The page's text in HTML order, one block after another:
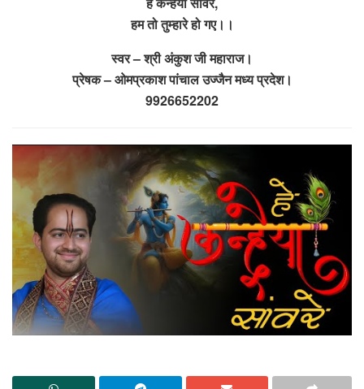
हम तो तुम्हारे हो गए।।
स्वर – श्री अंकुश जी महाराज।
प्रेषक – ओमप्रकाश पांचाल उज्जैन मध्य प्रदेश।
9926652202